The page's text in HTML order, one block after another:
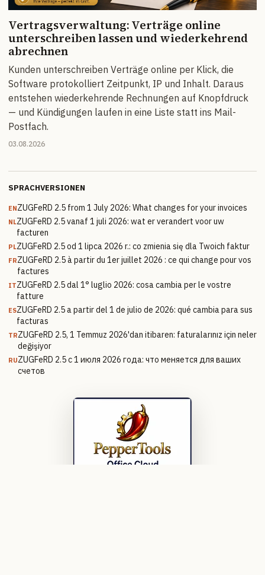
Vertragsverwaltung: Verträge online
unterschreiben lassen und wiederkehrend
abrechnen
Kunden unterschreiben Verträge online per Klick, die
Software protokolliert Zeitpunkt, IP und Inhalt. Daraus
entstehen wiederkehrende Rechnungen auf Knopfdruck
— und Kündigungen laufen in eine Liste statt ins Mail-
Postfach.
03.08.2026
SPRACHVERSIONEN
ENZUGFeRD 2.5 from 1 July 2026: What changes for your invoices
NLZUGFeRD 2.5 vanaf 1 juli 2026: wat er verandert voor uw
facturen
PLZUGFeRD 2.5 od 1 lipca 2026 r.: co zmienia się dla Twoich faktur
FRZUGFeRD 2.5 à partir du 1er juillet 2026 : ce qui change pour vos
factures
ITZUGFeRD 2.5 dal 1° luglio 2026: cosa cambia per le vostre
fatture
ESZUGFeRD 2.5 a partir del 1 de julio de 2026: qué cambia para sus
facturas
TRZUGFeRD 2.5, 1 Temmuz 2026'dan itibaren: faturalarınız için neler
değişiyor
RUZUGFeRD 2.5 с 1 июля 2026 года: что меняется для ваших
счетов